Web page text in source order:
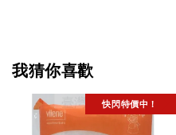
我猜你喜歡
快閃特價中！